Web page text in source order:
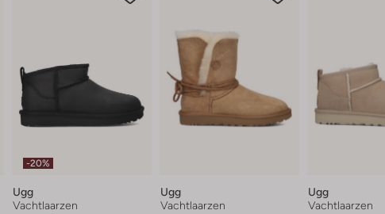
-20%
Ugg
Vachtlaarzen
Ugg
Vachtlaarzen
Ugg
Vachtlaarzen